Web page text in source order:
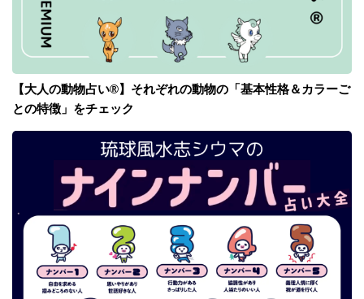
【大人の動物占い®】それぞれの動物の「基本性格＆カラーご
との特徴」をチェック